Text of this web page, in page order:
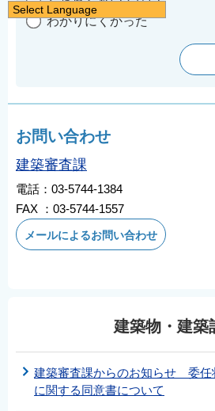
わかりにくかった
お問い合わせ
建築審査課
電話：03-5744-1384
FAX ：03-5744-1557
メールによるお問い合わせ
建築物・建築
建築審査課からのお知らせ 委任
に関する同意書について
Select Language
日本語
繁體中文
한국어